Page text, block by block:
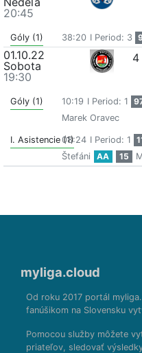
20:45
Góly (1) 38:20 I Period: 3
01.10.22
Sobota
19:30
4
Góly (1) 10:19 I Period: 1
Marek Oravec
I. Asistencie (1)08:24 I Period: 1
Štefáni
AA 15
myliga.cloud
Od roku 2017 portál
fanúšikom na Slovensku
Pomocou služby môžete
priateľov, sledovať